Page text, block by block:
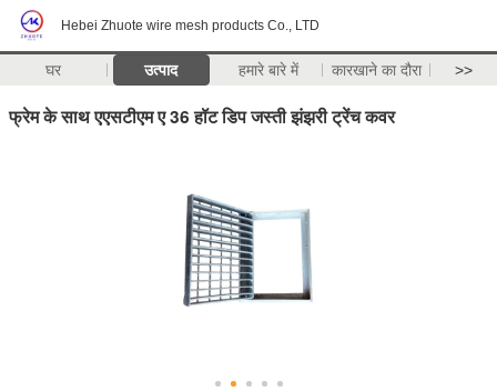
Hebei Zhuote wire mesh products Co., LTD
घर उत्पाद हमारे बारे में कारखाने का दौरा >>
फ्रेम के साथ एएसटीएम ए 36 हॉट डिप जस्ती झंझरी ट्रेंच कवर